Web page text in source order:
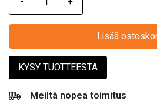
Lisää
KYSY TUOTTEESTA
Meiltä nopea toimitus